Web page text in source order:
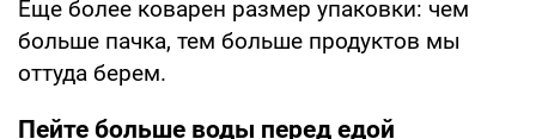
Еще более коварен размер упаковки: чем
больше пачка, тем больше продуктов мы
оттуда берем.
Пейте больше воды перед едой